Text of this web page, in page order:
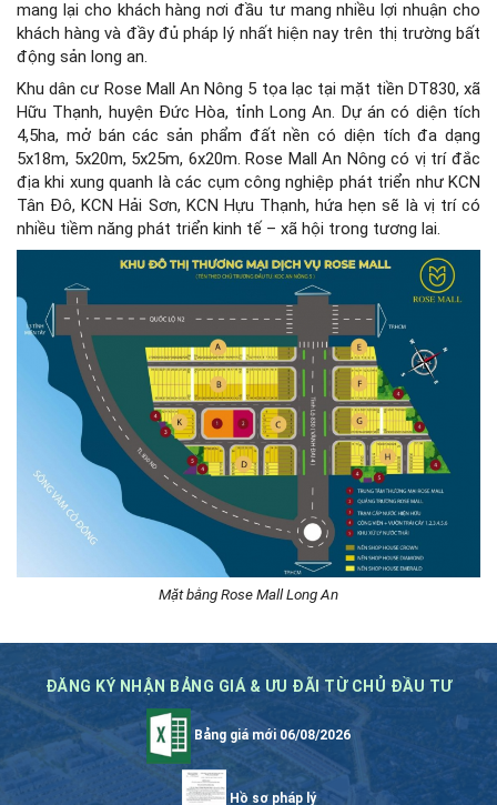
mang lại cho khách hàng nơi đầu tư mang nhiều lợi nhuận cho
khách hàng và đầy đủ pháp lý nhất hiện nay trên thị trường bất
động sản long an.
Khu dân cư Rose Mall An Nông 5 tọa lạc tại mặt tiền DT830, xã
Hữu Thạnh, huyện Đức Hòa, tỉnh Long An. Dự án có diện tích
4,5ha, mở bán các sản phẩm đất nền có diện tích đa dạng
5x18m, 5x20m, 5x25m, 6x20m. Rose Mall An Nông có vị trí đắc
địa khi xung quanh là các cụm công nghiệp phát triển như KCN
Tân Đô, KCN Hải Sơn, KCN Hựu Thạnh, hứa hẹn sẽ là vị trí có
nhiều tiềm năng phát triển kinh tế – xã hội trong tương lai.
Mặt bằng Rose Mall Long An
ĐĂNG KÝ NHẬN BẢNG GIÁ & ƯU ĐÃI TỪ CHỦ ĐẦU TƯ
Bảng giá mới 06/08/2026
Hồ sơ pháp lý